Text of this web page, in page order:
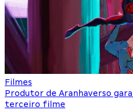
Filmes
Produtor de Aranhaverso
terceiro filme